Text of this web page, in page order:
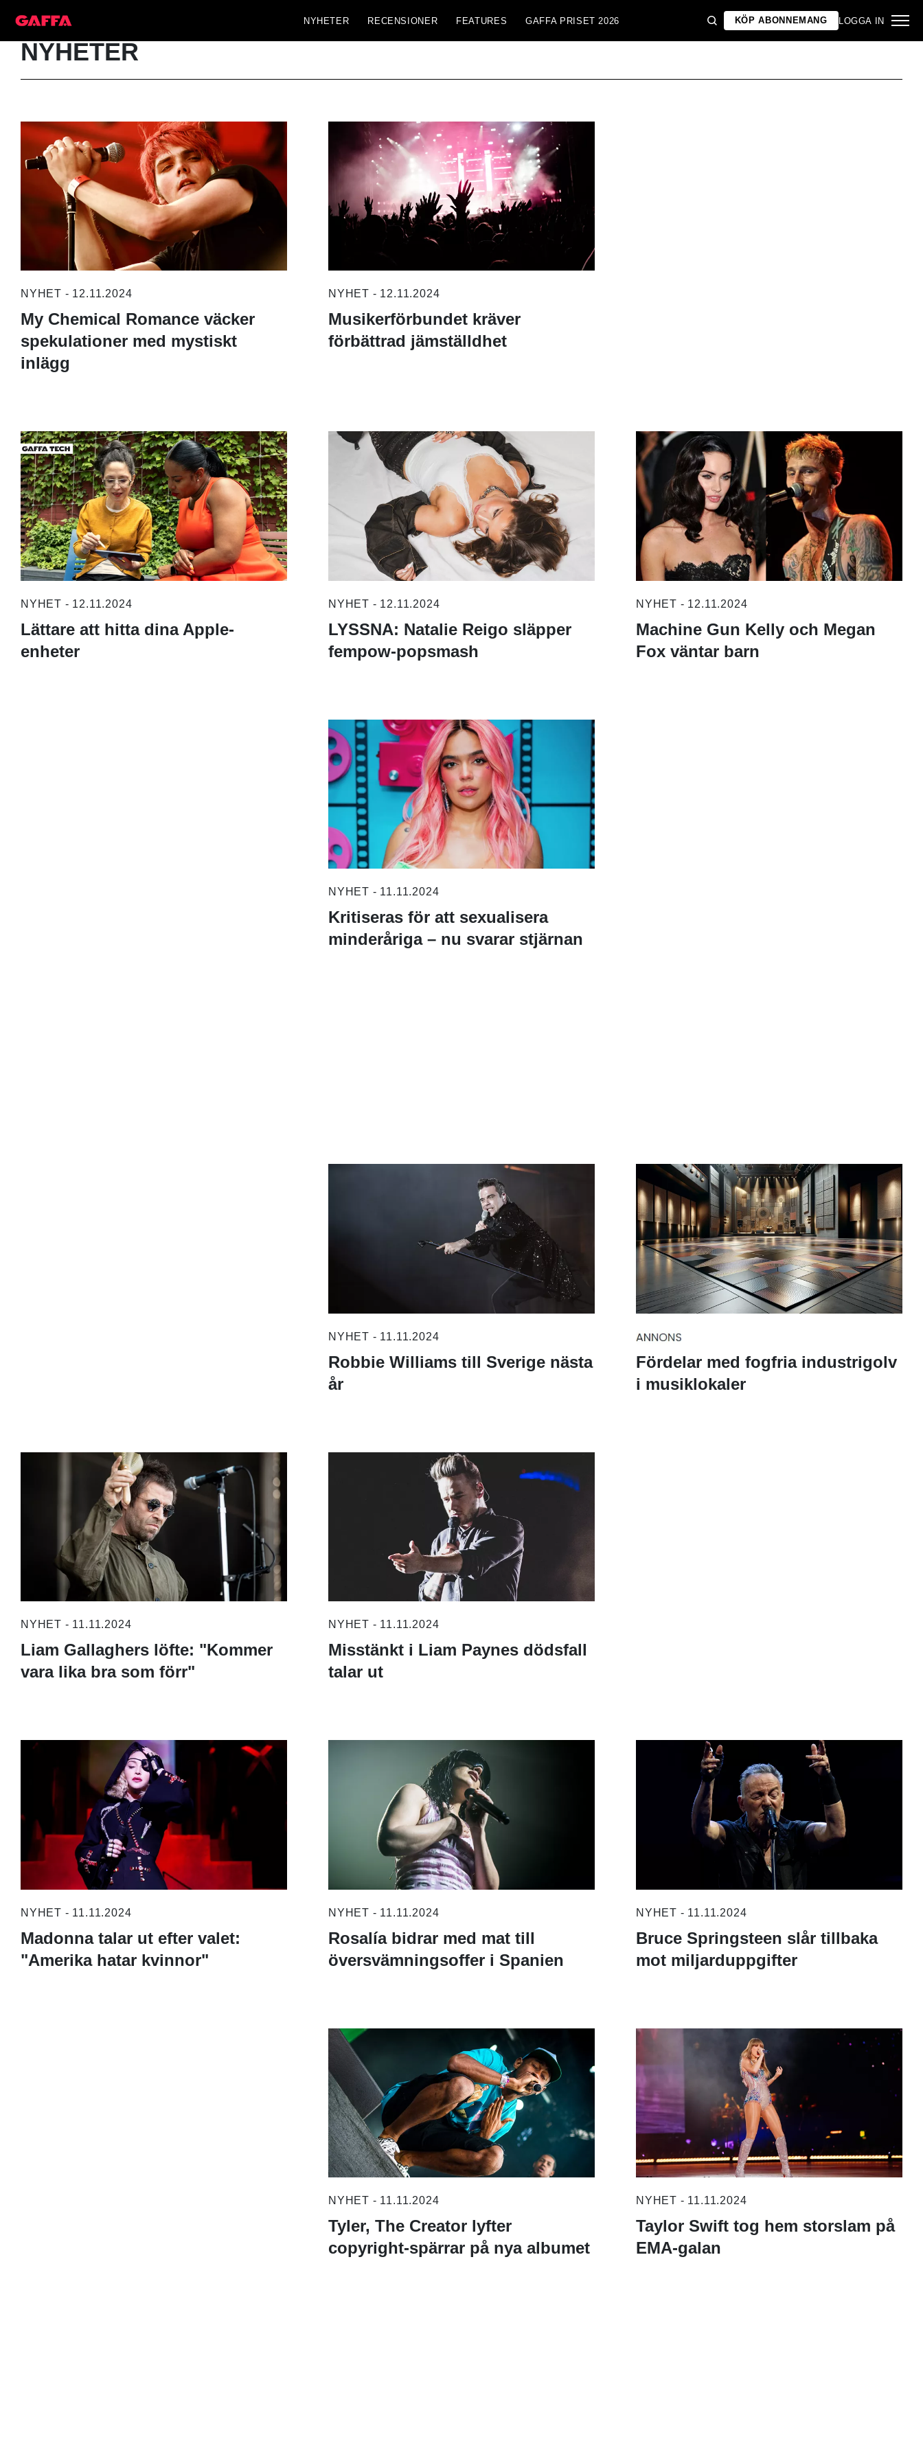
NYHETER RECENSIONER FEATURES GAFFA PRISET 2026 KÖP ABONNEMANG LOGGA IN
NYHETER
NYHET - 12.11.2024
My Chemical Romance väcker
spekulationer med mystiskt
inlägg
NYHET - 12.11.2024
Musikerförbundet kräver
förbättrad jämställdhet
NYHET - 12.11.2024
Lättare att hitta dina Apple-
enheter
NYHET - 12.11.2024
LYSSNA: Natalie Reigo släpper
fempow-popsmash
NYHET - 12.11.2024
Machine Gun Kelly och Megan
Fox väntar barn
NYHET - 11.11.2024
Kritiseras för att sexualisera
minderåriga – nu svarar stjärnan
NYHET - 11.11.2024
Robbie Williams till Sverige nästa
år
Fördelar med fogfria industrigolv
i musiklokaler
NYHET - 11.11.2024
Liam Gallaghers löfte: "Kommer
vara lika bra som förr"
NYHET - 11.11.2024
Misstänkt i Liam Paynes dödsfall
talar ut
NYHET - 11.11.2024
Madonna talar ut efter valet:
"Amerika hatar kvinnor"
NYHET - 11.11.2024
Rosalía bidrar med mat till
översvämningsoffer i Spanien
NYHET - 11.11.2024
Bruce Springsteen slår tillbaka
mot miljarduppgifter
NYHET - 11.11.2024
Tyler, The Creator lyfter
copyright-spärrar på nya albumet
NYHET - 11.11.2024
Taylor Swift tog hem storslam på
EMA-galan